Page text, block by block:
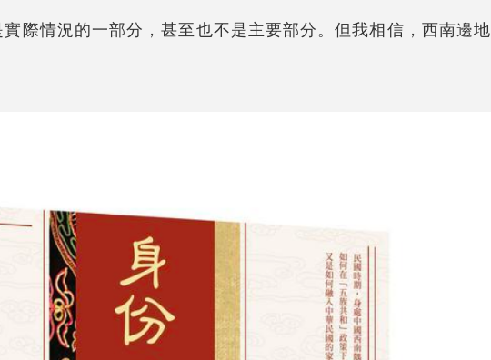
際情況的一部分，甚至也不是主要部分。但我相信，西南邊地